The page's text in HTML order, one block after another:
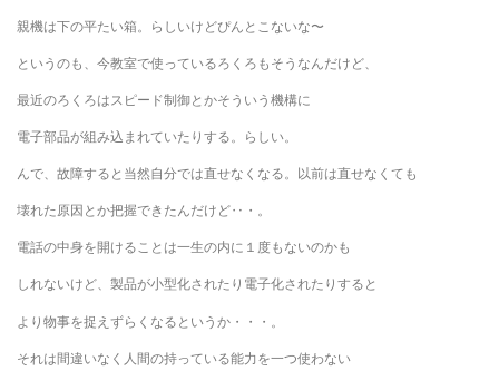
親機は下の平たい箱。らしいけどぴんとこないな〜
というのも、今教室で使っているろくろもそうなんだけど、
最近のろくろはスピード制御とかそういう機構に
電子部品が組み込まれていたりする。らしい。
んで、故障すると当然自分では直せなくなる。以前は直せなくても
壊れた原因とか把握できたんだけど‥・。
電話の中身を開けることは一生の内に１度もないのかも
しれないけど、製品が小型化されたり電子化されたりすると
より物事を捉えずらくなるというか・・・。
それは間違いなく人間の持っている能力を一つ使わない